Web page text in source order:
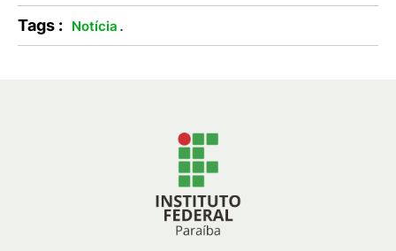
Tags : Notícia .